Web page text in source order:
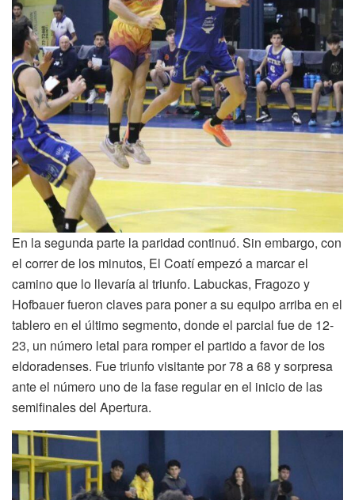
En la segunda parte la paridad continuó. Sin embargo, con
el correr de los minutos, El Coatí empezó a marcar el
camino que lo llevaría al triunfo. Labuckas, Fragozo y
Hofbauer fueron claves para poner a su equipo arriba en el
tablero en el último segmento, donde el parcial fue de 12-
23, un número letal para romper el partido a favor de los
eldoradenses. Fue triunfo visitante por 78 a 68 y sorpresa
ante el número uno de la fase regular en el inicio de las
semifinales del Apertura.